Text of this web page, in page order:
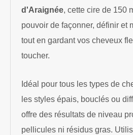
d'Araignée, cette cire de 150
pouvoir de façonner, définir et
tout en gardant vos cheveux
toucher.
Idéal pour tous les types de
les styles épais, bouclés ou
offre des résultats de niveau
pellicules ni résidus gras.